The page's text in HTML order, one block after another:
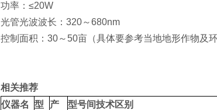
功率：≤20W
光管光波波长：320～680nm
控制面积：30～50亩（具体要参考当地地形作物及环
相关推荐
仪器名
型
产
型号间技术区别